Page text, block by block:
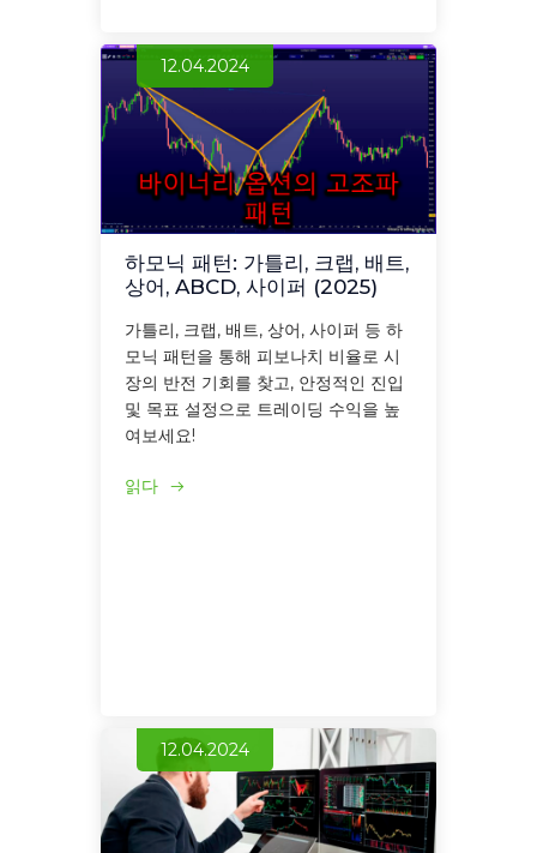
12.04.2024
하모닉 패턴: 가틀리, 크랩, 배트,
상어, ABCD, 사이퍼 (2025)
가틀리, 크랩, 배트, 상어, 사이퍼 등 하
모닉 패턴을 통해 피보나치 비율로 시
장의 반전 기회를 찾고, 안정적인 진입
및 목표 설정으로 트레이딩 수익을 높
여보세요!
읽다
12.04.2024